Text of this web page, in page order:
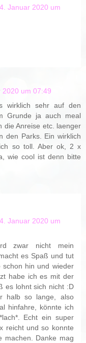
Januar 2020 um
2020 um 07:49
wirklich sehr auf den
Grunde ja auch meal
die Anreise etc. laenger
den Parks. Ein wirklich
so toll. Aber ok, 2 x
wie cool ist denn bitte
Januar 2020 um
zwar nicht mein
es Spaß und tut
schon hin und wieder
habe ich es mit der
es lohnt sich nicht :D
halb so lange, also
hinfahre, könnte ich
Echt ein super
reicht und so konnte
machen. Danke mag